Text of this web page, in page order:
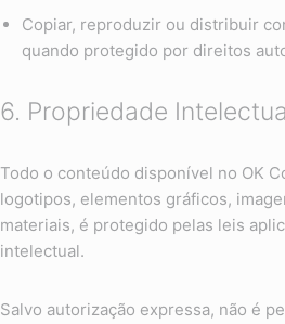
Copiar, reproduzir ou distribuir
quando protegido por direitos
6. Propriedade
Todo o conteúdo disponível no OK
logotipos, elementos gráficos,
materiais, é protegido pelas leis
intelectual.
Salvo autorização expressa, não é